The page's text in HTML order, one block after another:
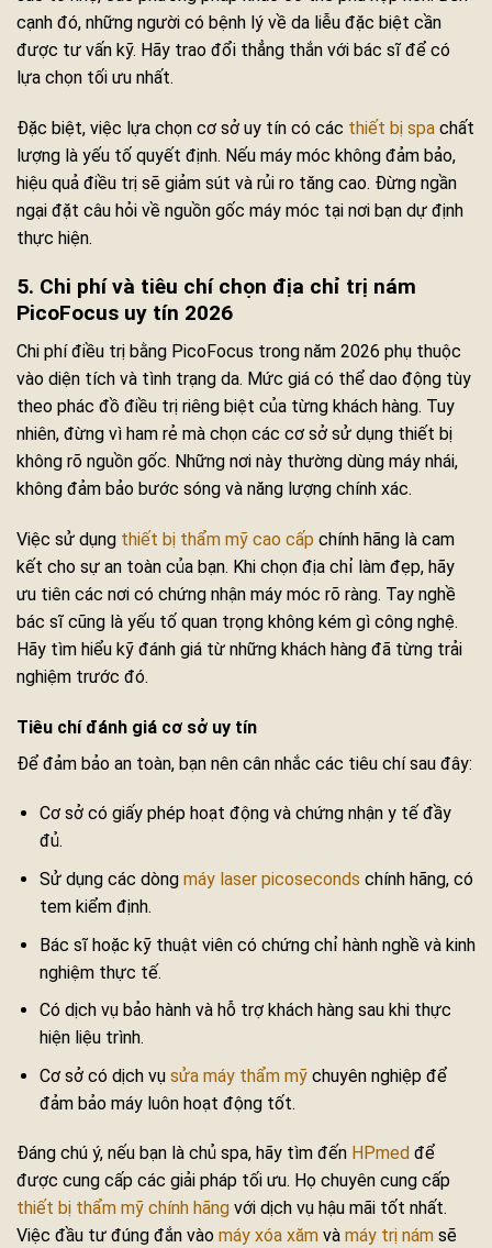
cạnh đó, những người có bệnh lý về da liễu đặc biệt cần
được tư vấn kỹ. Hãy trao đổi thẳng thắn với bác sĩ để có
lựa chọn tối ưu nhất.
Đặc biệt, việc lựa chọn cơ sở uy tín có các thiết bị spa chất
lượng là yếu tố quyết định. Nếu máy móc không đảm bảo,
hiệu quả điều trị sẽ giảm sút và rủi ro tăng cao. Đừng ngần
ngại đặt câu hỏi về nguồn gốc máy móc tại nơi bạn dự định
thực hiện.
5. Chi phí và tiêu chí chọn địa chỉ trị nám
PicoFocus uy tín 2026
Chi phí điều trị bằng PicoFocus trong năm 2026 phụ thuộc
vào diện tích và tình trạng da. Mức giá có thể dao động tùy
theo phác đồ điều trị riêng biệt của từng khách hàng. Tuy
nhiên, đừng vì ham rẻ mà chọn các cơ sở sử dụng thiết bị
không rõ nguồn gốc. Những nơi này thường dùng máy nhái,
không đảm bảo bước sóng và năng lượng chính xác.
Việc sử dụng thiết bị thẩm mỹ cao cấp chính hãng là cam
kết cho sự an toàn của bạn. Khi chọn địa chỉ làm đẹp, hãy
ưu tiên các nơi có chứng nhận máy móc rõ ràng. Tay nghề
bác sĩ cũng là yếu tố quan trọng không kém gì công nghệ.
Hãy tìm hiểu kỹ đánh giá từ những khách hàng đã từng trải
nghiệm trước đó.
Tiêu chí đánh giá cơ sở uy tín
Để đảm bảo an toàn, bạn nên cân nhắc các tiêu chí sau đây:
Cơ sở có giấy phép hoạt động và chứng nhận y tế đầy
đủ.
Sử dụng các dòng máy laser picoseconds chính hãng, có
tem kiểm định.
Bác sĩ hoặc kỹ thuật viên có chứng chỉ hành nghề và kinh
nghiệm thực tế.
Có dịch vụ bảo hành và hỗ trợ khách hàng sau khi thực
hiện liệu trình.
Cơ sở có dịch vụ sửa máy thẩm mỹchuyên nghiệp để
đảm bảo máy luôn hoạt động tốt.
Đáng chú ý, nếu bạn là chủ spa, hãy tìm đến HPmed để
được cung cấp các giải pháp tối ưu. Họ chuyên cung cấp
thiết bị thẩm mỹ chính hãng với dịch vụ hậu mãi tốt nhất.
Việc đầu tư đúng đắn vào máy xóa xăm và máy trị nám sẽ